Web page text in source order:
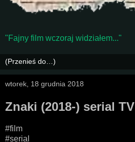
"Fajny film wczoraj widziałem..."
wtorek, 18 grudnia 2018
Znaki (2018-) serial TV
#film
#serial